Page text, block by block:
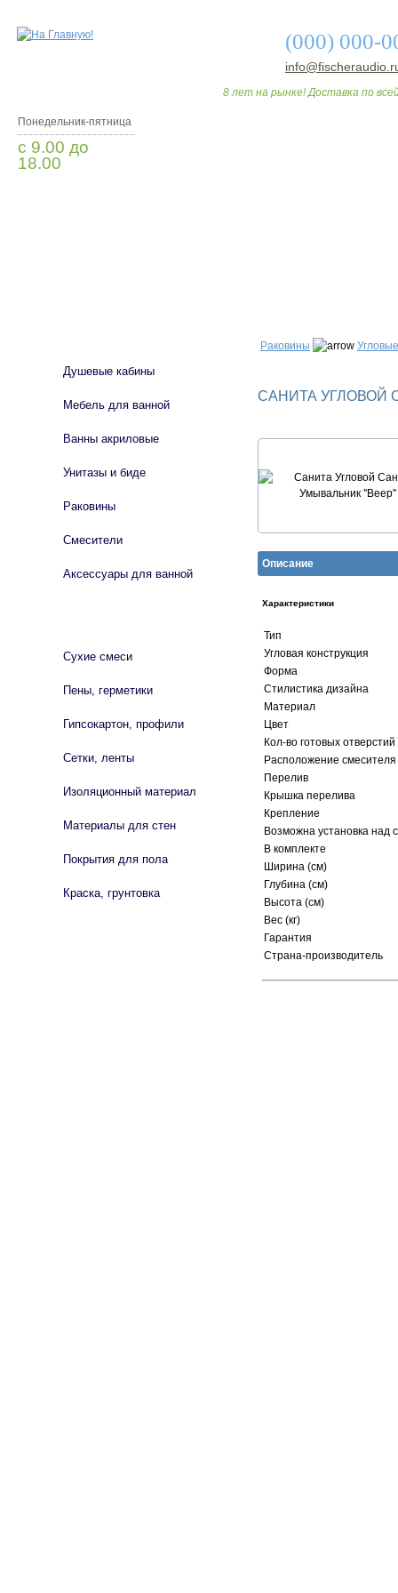
(000) 000-
8 лет на рынке! Доставка по
Понедельник-пятница
с 9.00 до
18.00
Раковины
САНИТА УГЛОВОЙ
Описание
Характеристики
Тип
Угловая конструкция
Форма
Стилистика дизайна
Материал
Цвет
Кол-во готовых
Расположение смесителя
Перелив
Крышка перелива
Крепление
Возможна установка над
В комплекте
Ширина (см)
Глубина (см)
Высота (см)
Вес (кг)
Гарантия
Страна-производитель
Душевые кабины
Мебель для ванной
Ванны акриловые
Унитазы и биде
Раковины
Смесители
Аксессуары для ванной
Сухие смеси
Пены, герметики
Гипсокартон, профили
Сетки, ленты
Изоляционный материал
Материалы для стен
Покрытия для пола
Краска, грунтовка